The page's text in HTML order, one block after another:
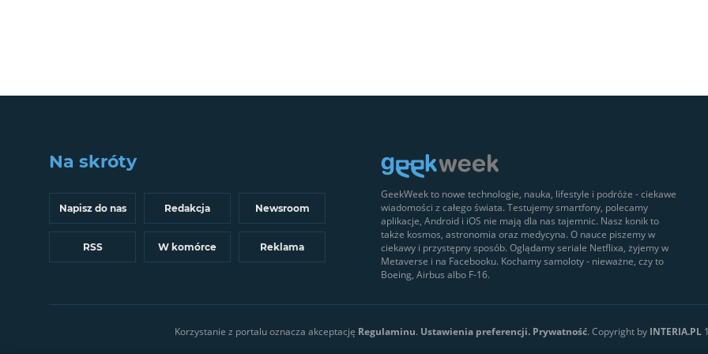
Na skróty
Napisz do nas Redakcja Newsroom
RSS W komórce Reklama
GeekWeek to nowe technologie, nauka, lifestyle i podróże - ciekawe
wiadomości z całego świata. Testujemy smartfony, polecamy
aplikacje, Android i iOS nie mają dla nas tajemnic. Nasz konik to
także kosmos, astronomia oraz medycyna. O nauce piszemy w
ciekawy i przystępny sposób. Oglądamy seriale Netflixa, żyjemy w
Metaverse i na Facebooku. Kochamy samoloty - nieważne, czy to
Boeing, Airbus albo F-16.
Korzystanie z portalu oznacza akceptację Regulaminu. Ustawienia preferencji. Prywatność. Copyright by INTERIA.PL